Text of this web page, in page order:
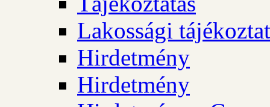
Lakossági
Hirdetmény
Hirdetmény